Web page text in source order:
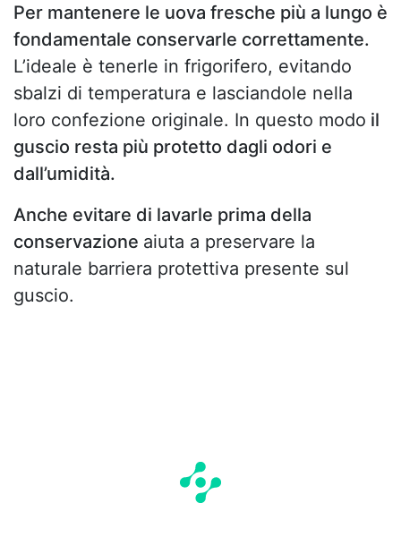
Per mantenere le uova fresche più a lungo è
fondamentale conservarle correttamente.
L’ideale è tenerle in frigorifero, evitando
sbalzi di temperatura e lasciandole nella
loro confezione originale. In questo modo il
guscio resta più protetto dagli odori e
dall’umidità.
Anche evitare di lavarle prima della
conservazione aiuta a preservare la
naturale barriera protettiva presente sul
guscio.